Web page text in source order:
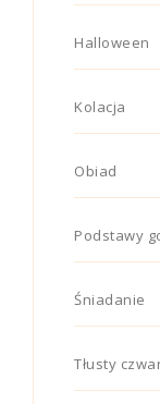
Halloween
Kolacja
Obiad
Podstawy
Śniadanie
Tłusty